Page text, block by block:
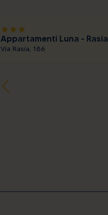
starstarstar
Appartamenti Luna - Rasia
Via Rasia, 186